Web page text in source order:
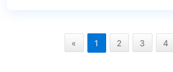
« 1 2 3 4